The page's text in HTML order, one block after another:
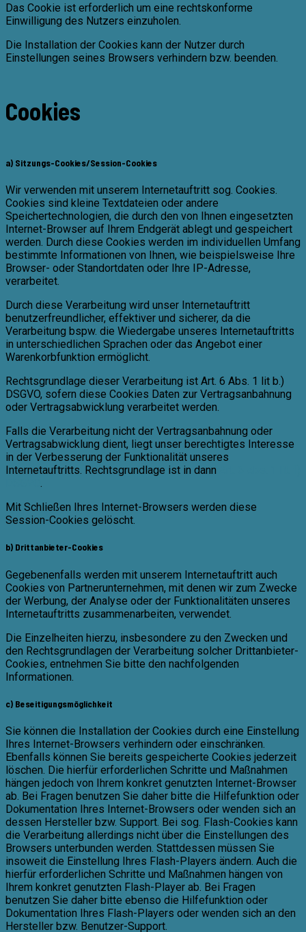
Das Cookie ist erforderlich um eine rechtskonforme
Einwilligung des Nutzers einzuholen.
Die Installation der Cookies kann der Nutzer durch
Einstellungen seines Browsers verhindern bzw. beenden.
Cookies
a) Sitzungs-Cookies/Session-Cookies
Wir verwenden mit unserem Internetauftritt sog. Cookies.
Cookies sind kleine Textdateien oder andere
Speichertechnologien, die durch den von Ihnen eingesetzten
Internet-Browser auf Ihrem Endgerät ablegt und gespeichert
werden. Durch diese Cookies werden im individuellen Umfang
bestimmte Informationen von Ihnen, wie beispielsweise Ihre
Browser- oder Standortdaten oder Ihre IP-Adresse,
verarbeitet.
Durch diese Verarbeitung wird unser Internetauftritt
benutzerfreundlicher, effektiver und sicherer, da die
Verarbeitung bspw. die Wiedergabe unseres Internetauftritts
in unterschiedlichen Sprachen oder das Angebot einer
Warenkorbfunktion ermöglicht.
Rechtsgrundlage dieser Verarbeitung ist Art. 6 Abs. 1 lit b.)
DSGVO, sofern diese Cookies Daten zur Vertragsanbahnung
oder Vertragsabwicklung verarbeitet werden.
Falls die Verarbeitung nicht der Vertragsanbahnung oder
Vertragsabwicklung dient, liegt unser berechtigtes Interesse
in der Verbesserung der Funktionalität unseres
Internetauftritts. Rechtsgrundlage ist in dann
.
Mit Schließen Ihres Internet-Browsers werden diese
Session-Cookies gelöscht.
b) Drittanbieter-Cookies
Gegebenenfalls werden mit unserem Internetauftritt auch
Cookies von Partnerunternehmen, mit denen wir zum Zwecke
der Werbung, der Analyse oder der Funktionalitäten unseres
Internetauftritts zusammenarbeiten, verwendet.
Die Einzelheiten hierzu, insbesondere zu den Zwecken und
den Rechtsgrundlagen der Verarbeitung solcher Drittanbieter-
Cookies, entnehmen Sie bitte den nachfolgenden
Informationen.
c) Beseitigungsmöglichkeit
Sie können die Installation der Cookies durch eine Einstellung
Ihres Internet-Browsers verhindern oder einschränken.
Ebenfalls können Sie bereits gespeicherte Cookies jederzeit
löschen. Die hierfür erforderlichen Schritte und Maßnahmen
hängen jedoch von Ihrem konkret genutzten Internet-Browser
ab. Bei Fragen benutzen Sie daher bitte die Hilfefunktion oder
Dokumentation Ihres Internet-Browsers oder wenden sich an
dessen Hersteller bzw. Support. Bei sog. Flash-Cookies kann
die Verarbeitung allerdings nicht über die Einstellungen des
Browsers unterbunden werden. Stattdessen müssen Sie
insoweit die Einstellung Ihres Flash-Players ändern. Auch die
hierfür erforderlichen Schritte und Maßnahmen hängen von
Ihrem konkret genutzten Flash-Player ab. Bei Fragen
benutzen Sie daher bitte ebenso die Hilfefunktion oder
Dokumentation Ihres Flash-Players oder wenden sich an den
Hersteller bzw. Benutzer-Support.